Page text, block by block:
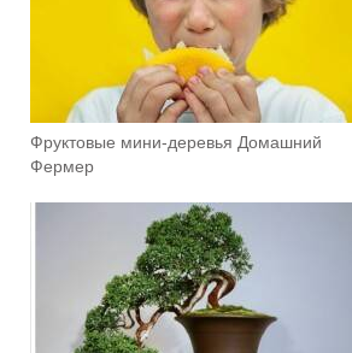
Фруктовыe мини-деревья Домашний
Фермер